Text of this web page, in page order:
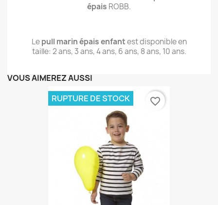
épais ROBB.
Lepull marin épais enfantest disponible en
taille: 2 ans, 3 ans, 4 ans, 6 ans, 8 ans, 10 ans.
VOUS AIMEREZ AUSSI
RUPTURE DE STOCK favorite_border